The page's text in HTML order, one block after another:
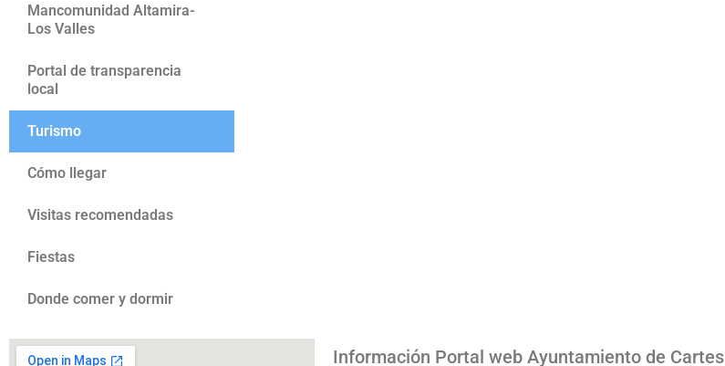
Mancomunidad Altamira-
Los Valles
Portal de transparencia
local
Turismo
Cómo llegar
Visitas recomendadas
Fiestas
Donde comer y dormir
Información Portal web Ayuntamiento de Cartes